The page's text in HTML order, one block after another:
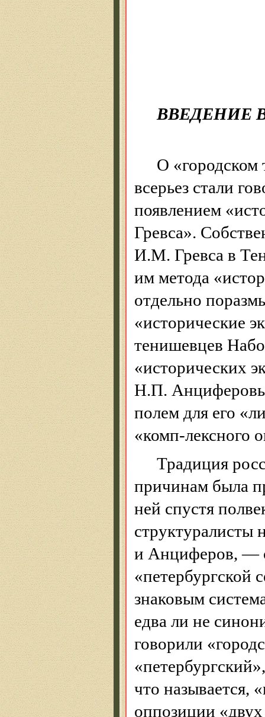
ВВЕДЕНИЕ
О «городском
всерьез стали
появлением
Гревса».
И.М. Гревса в
им метода
отдельно
«исторические
тенишевцев
«исторических
Н.П.
полем для его
«комп-лексного
Традиция
причинам была
ней спустя
структуралисты
и Анциферов, —
«петербургской
знаковым
едва ли не
говорили
что называется,
оппозиции